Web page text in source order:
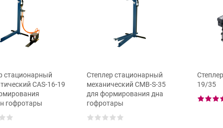
стационарный
САS-16-19
гофротары
Степлер стационарный
механический СМВ-S-35
для формирования дна
гофротары
19/35